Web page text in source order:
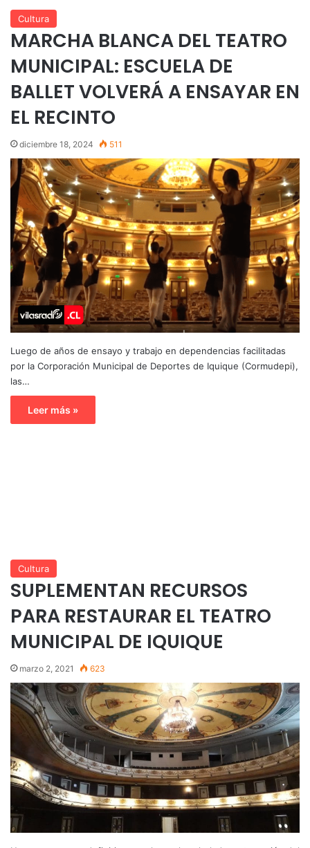
Cultura
MARCHA BLANCA DEL TEATRO
MUNICIPAL: ESCUELA DE
BALLET VOLVERÁ A ENSAYAR EN
EL RECINTO
diciembre 18, 2024 511
Luego de años de ensayo y trabajo en dependencias facilitadas
por la Corporación Municipal de Deportes de Iquique (Cormudepi),
las…
Leer más »
Cultura
SUPLEMENTAN RECURSOS
PARA RESTAURAR EL TEATRO
MUNICIPAL DE IQUIQUE
marzo 2, 2021 623